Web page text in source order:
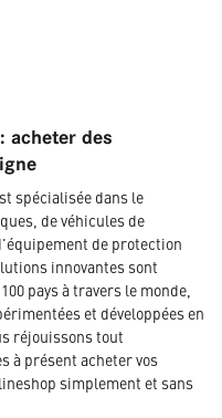
acheter des
spécialisée dans le
de véhicules de
de protection
innovantes sont
pays à travers le monde,
et développées en
réjouissons tout
à présent acheter vos
simplement et sans